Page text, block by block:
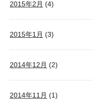
2015年2月 (4)
2015年1月 (3)
2014年12月 (2)
2014年11月 (1)